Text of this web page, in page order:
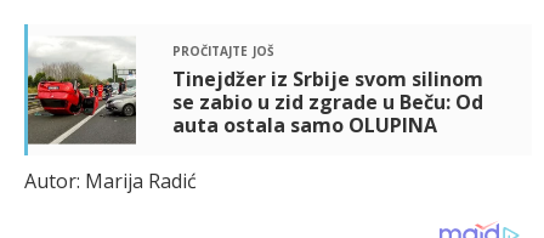
pročitajte još
Tinejdžer iz Srbije svom silinom
se zabio u zid zgrade u Beču: Od
auta ostala samo OLUPINA
Autor: Marija Radić